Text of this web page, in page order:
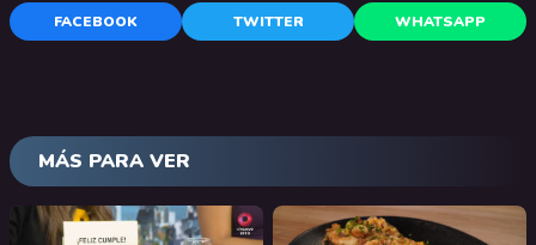
FACEBOOK TWITTER WHATSAPP
MÁS PARA VER